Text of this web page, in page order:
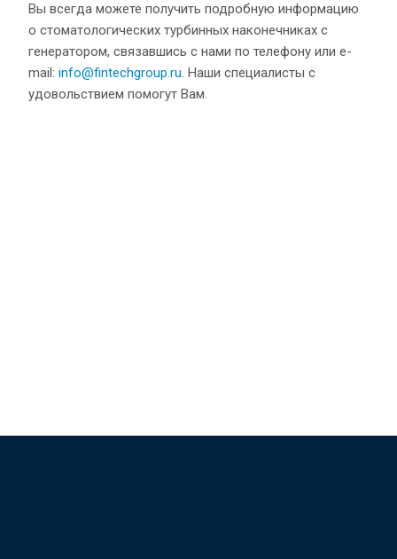
Вы всегда можете получить подробную информацию
о стоматологических турбинных наконечниках с
генератором, связавшись с нами по телефону или e-
mail: info@fintechgroup.ru. Наши специалисты с
удовольствием помогут Вам.